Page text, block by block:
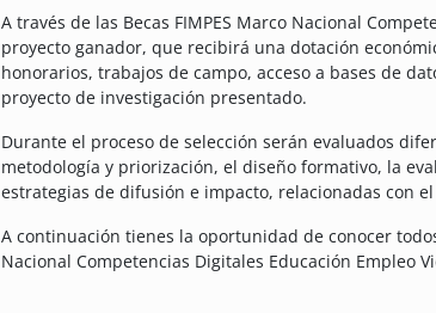
A través de las Becas FIMPES Marco Nacional
proyecto ganador, que recibirá una dotación
honorarios, trabajos de campo, acceso a bases de
proyecto de investigación presentado.
Durante el proceso de selección serán evaluados
metodología y priorización, el diseño formativo, la
estrategias de difusión e impacto, relacionadas con
A continuación tienes la oportunidad de conocer
Nacional Competencias Digitales Educación Empleo